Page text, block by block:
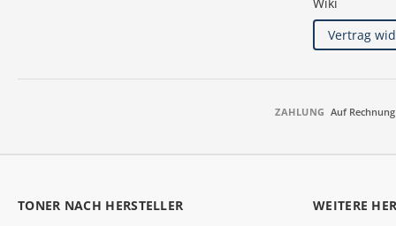
Vertrag
ZAHLUNG Auf Rechnung
TONER NACH HERSTELLER WEITERE